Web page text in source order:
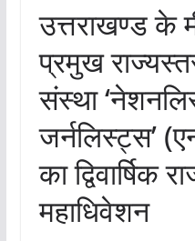
उत्तराखण्ड के
प्रमुख
संस्था
जर्नलिस्ट्स’
का द्विवार्षिक
महाधिवेशन